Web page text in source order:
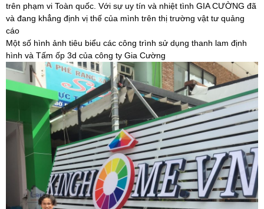
trên phạm vi Toàn quốc. Với sự uy tín và nhiệt tình GIA CƯỜNG đã
và đang khẳng định vị thế của mình trên thị trường vật tư quảng
cáo
Một số hình ảnh tiêu biểu các công trình sử dụng thanh lam định
hình và Tấm ốp 3d của công ty Gia Cường